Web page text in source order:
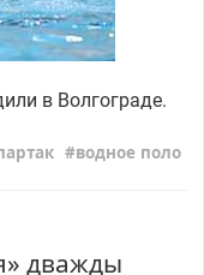
в Волгограде.
водное поло
дважды